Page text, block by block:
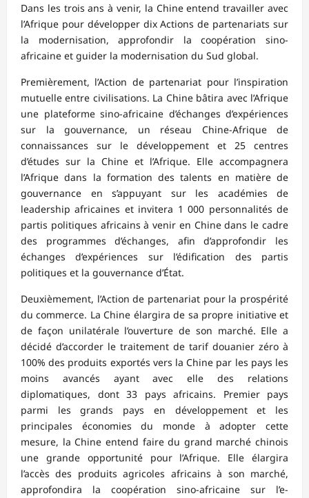
Dans les trois ans à venir, la Chine entend travailler avec
l’Afrique pour développer dix Actions de partenariats sur
la modernisation, approfondir la coopération sino-
africaine et guider la modernisation du Sud global.
Premièrement, l’Action de partenariat pour l’inspiration
mutuelle entre civilisations. La Chine bâtira avec l’Afrique
une plateforme sino-africaine d’échanges d’expériences
sur la gouvernance, un réseau Chine-Afrique de
connaissances sur le développement et 25 centres
d’études sur la Chine et l’Afrique. Elle accompagnera
l’Afrique dans la formation des talents en matière de
gouvernance en s’appuyant sur les académies de
leadership africaines et invitera 1 000 personnalités de
partis politiques africains à venir en Chine dans le cadre
des programmes d’échanges, afin d’approfondir les
échanges d’expériences sur l’édification des partis
politiques et la gouvernance d’État.
Deuxièmement, l’Action de partenariat pour la prospérité
du commerce. La Chine élargira de sa propre initiative et
de façon unilatérale l’ouverture de son marché. Elle a
décidé d’accorder le traitement de tarif douanier zéro à
100% des produits exportés vers la Chine par les pays les
moins avancés ayant avec elle des relations
diplomatiques, dont 33 pays africains. Premier pays
parmi les grands pays en développement et les
principales économies du monde à adopter cette
mesure, la Chine entend faire du grand marché chinois
une grande opportunité pour l’Afrique. Elle élargira
l’accès des produits agricoles africains à son marché,
approfondira la coopération sino-africaine sur l’e-